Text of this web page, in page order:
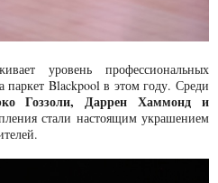
уровень профессиональных
паркет Blackpool в этом году. Среди
Гоззоли, Даррен Хаммонд и
стали настоящим украшением